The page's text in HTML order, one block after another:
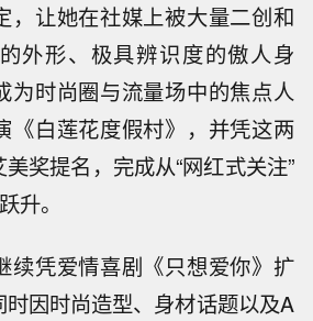
，让她在社媒上被大量二创和
外形、极具辨识度的傲人身
为时尚圈与流量场中的焦点人
《白莲花度假村》，并凭这两
奖提名，完成从“网红式关注”
升。
续凭爱情喜剧《只想爱你》扩
因时尚造型、身材话题以及A